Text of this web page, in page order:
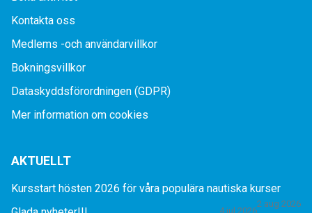
Kontakta oss
Medlems -och användarvillkor
Bokningsvillkor
Dataskyddsförordningen (GDPR)
Mer information om cookies
AKTUELLT
Kursstart hösten 2026 för våra populära nautiska kurser
2 aug 2026
4 jul 2026